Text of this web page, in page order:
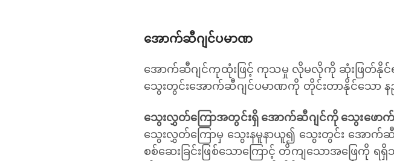
အောက်ဆီဂျင်ပမာဏ
အောက်ဆီဂျင်ကုထုံးဖြင့် ကုသမှု လိုမလိုကို ဆုံးဖြတ်နို
သွေးတွင်းအောက်ဆီဂျင်ပမာဏကို တိုင်းတာနိုင်သော နည်း
သွေးလွှတ်ကြောအတွင်းရှိ ‌အောက်ဆီဂျင်ကို သွေးဖောက်စ
သွေးလွှတ်ကြောမှ သွေးနမူနာယူ၍ သွေးတွင်း အောက်
စစ်ဆေးခြင်းဖြစ်သောကြောင့် တိကျသောအဖြေကို